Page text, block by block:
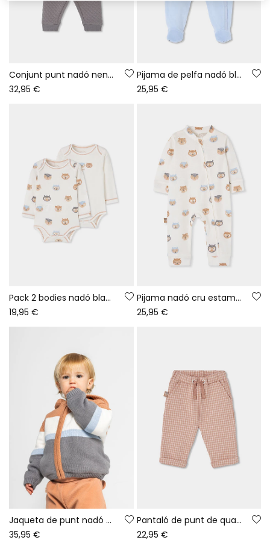
Conjunt punt nadó nen blau cel estampat mussols
32,95 €
Pijama de pelfa nadó blau cel brodat mussols
25,95 €
Pack 2 bodies nadó blanc estampat de mussols
19,95 €
Pijama nadó cru estampat de mussols
25,95 €
Jaqueta de punt nadó marró a ratlles amb caputxa
35,95 €
Pantaló de punt de quadres nadó beix
22,95 €